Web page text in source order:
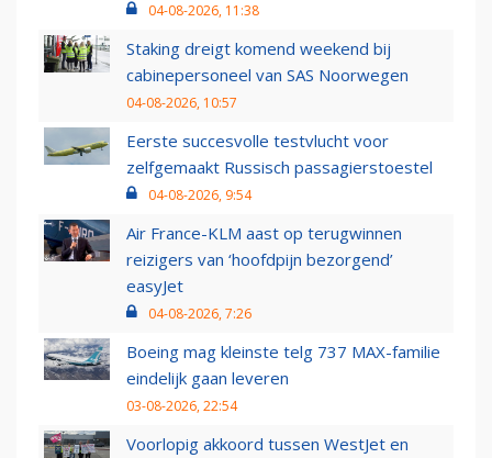
04-08-2026, 11:38
Staking dreigt komend weekend bij
cabinepersoneel van SAS Noorwegen
04-08-2026, 10:57
Eerste succesvolle testvlucht voor
zelfgemaakt Russisch passagierstoestel
04-08-2026, 9:54
Air France-KLM aast op terugwinnen
reizigers van ‘hoofdpijn bezorgend’
easyJet
04-08-2026, 7:26
Boeing mag kleinste telg 737 MAX-familie
eindelijk gaan leveren
03-08-2026, 22:54
Voorlopig akkoord tussen WestJet en